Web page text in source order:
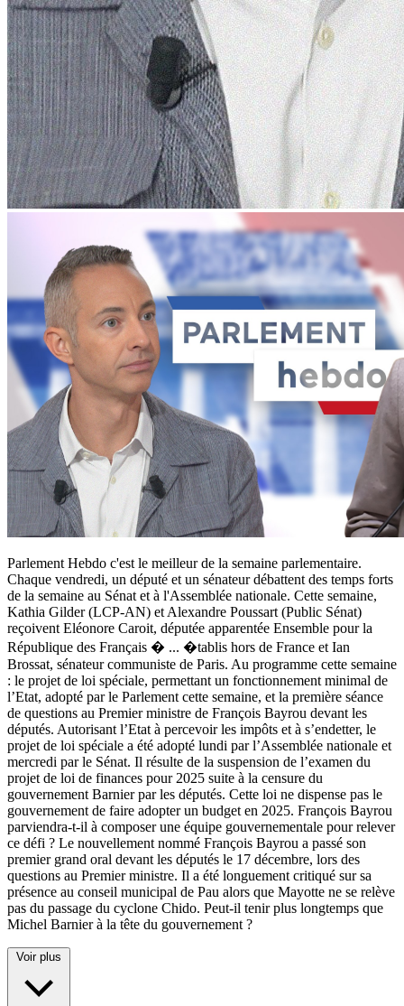
Parlement Hebdo c'est le meilleur de la semaine parlementaire.
Chaque vendredi, un député et un sénateur débattent des temps forts
de la semaine au Sénat et à l'Assemblée nationale. Cette semaine,
Kathia Gilder (LCP-AN) et Alexandre Poussart (Public Sénat)
reçoivent Eléonore Caroit, députée apparentée Ensemble pour la
République des Français � ... �tablis hors de France et Ian
Brossat, sénateur communiste de Paris. Au programme cette semaine
: le projet de loi spéciale, permettant un fonctionnement minimal de
l’Etat, adopté par le Parlement cette semaine, et la première séance
de questions au Premier ministre de François Bayrou devant les
députés. Autorisant l’Etat à percevoir les impôts et à s’endetter, le
projet de loi spéciale a été adopté lundi par l’Assemblée nationale et
mercredi par le Sénat. Il résulte de la suspension de l’examen du
projet de loi de finances pour 2025 suite à la censure du
gouvernement Barnier par les députés. Cette loi ne dispense pas le
gouvernement de faire adopter un budget en 2025. François Bayrou
parviendra-t-il à composer une équipe gouvernementale pour relever
ce défi ? Le nouvellement nommé François Bayrou a passé son
premier grand oral devant les députés le 17 décembre, lors des
questions au Premier ministre. Il a été longuement critiqué sur sa
présence au conseil municipal de Pau alors que Mayotte ne se relève
pas du passage du cyclone Chido. Peut-il tenir plus longtemps que
Michel Barnier à la tête du gouvernement ?
Voir plus